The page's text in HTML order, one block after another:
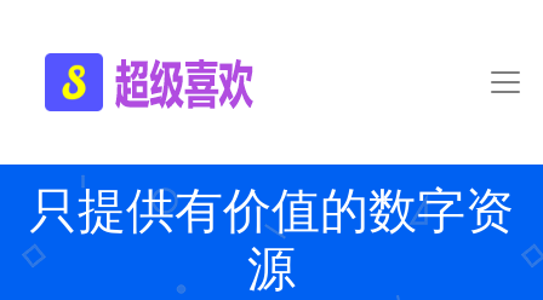
只提供有价值的数字资
源